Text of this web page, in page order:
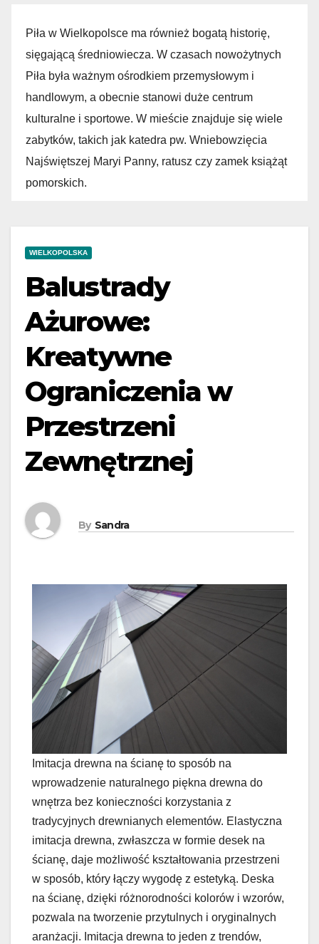
Piła w Wielkopolsce ma również bogatą historię,
sięgającą średniowiecza. W czasach nowożytnych
Piła była ważnym ośrodkiem przemysłowym i
handlowym, a obecnie stanowi duże centrum
kulturalne i sportowe. W mieście znajduje się wiele
zabytków, takich jak katedra pw. Wniebowzięcia
Najświętszej Maryi Panny, ratusz czy zamek książąt
pomorskich.
WIELKOPOLSKA
Balustrady
Ażurowe:
Kreatywne
Ograniczenia w
Przestrzeni
Zewnętrznej
By Sandra
Imitacja drewna na ścianę to sposób na
wprowadzenie naturalnego piękna drewna do
wnętrza bez konieczności korzystania z
tradycyjnych drewnianych elementów. Elastyczna
imitacja drewna, zwłaszcza w formie desek na
ścianę, daje możliwość kształtowania przestrzeni
w sposób, który łączy wygodę z estetyką. Deska
na ścianę, dzięki różnorodności kolorów i wzorów,
pozwala na tworzenie przytulnych i oryginalnych
aranżacji. Imitacja drewna to jeden z trendów,